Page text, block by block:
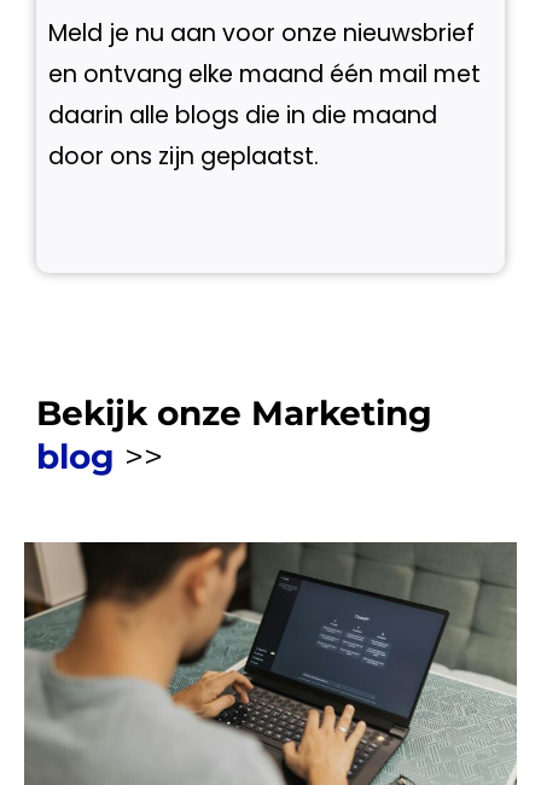
Meld je nu aan voor onze nieuwsbrief
en ontvang elke maand één mail met
daarin alle blogs die in die maand
door ons zijn geplaatst.
Bekijk onze Marketing
blog >>